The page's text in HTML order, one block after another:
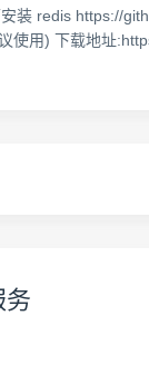
装 redis https://
用) 下载地址
务